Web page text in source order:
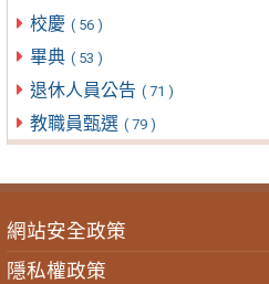
校慶 ( 56 )
畢典 ( 53 )
退休人員公告 ( 71 )
教職員甄選 ( 79 )
網站安全政策
隱私權政策